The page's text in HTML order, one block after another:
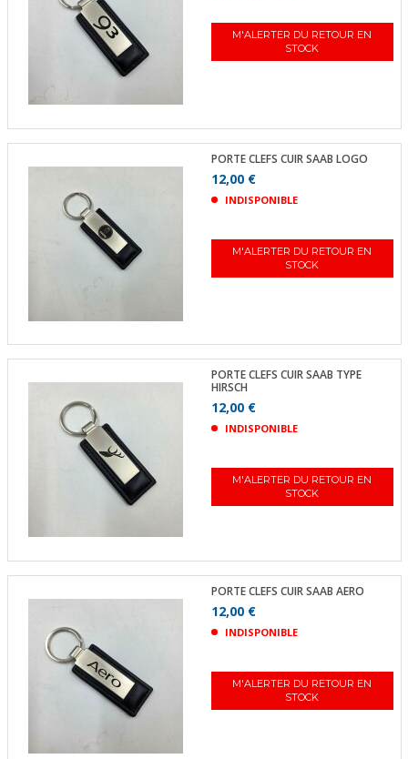
M'ALERTER DU RETOUR EN
STOCK
PORTE CLEFS CUIR SAAB LOGO
12,00 €
INDISPONIBLE
M'ALERTER DU RETOUR EN
STOCK
PORTE CLEFS CUIR SAAB TYPE
HIRSCH
12,00 €
INDISPONIBLE
M'ALERTER DU RETOUR EN
STOCK
PORTE CLEFS CUIR SAAB AERO
12,00 €
INDISPONIBLE
M'ALERTER DU RETOUR EN
STOCK